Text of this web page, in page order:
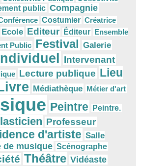
public Compagnie
Costumier Créatrice
Ecole Editeur Éditeur Ensemble
Public Festival Galerie
Intervenant
Lecture publique Lieu
Médiathèque Métier d'art
Peintre Peintre.
Professeur
d'artiste Salle
de musique Scénographe
Théâtre Vidéaste